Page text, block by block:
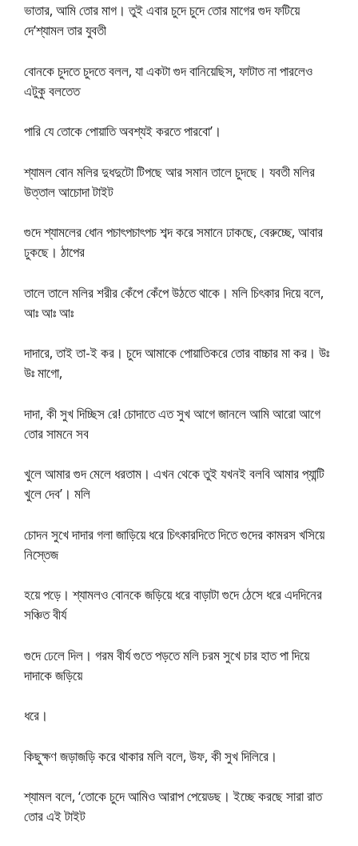
ভাতার, আমি তোর মাগ। তুই এবার চুদে চুদে তোর মাগের গুদ ফটিয়ে
দে’শ্যামল তার যুবতী
বোনকে চুদতে চুদতে বলল, যা একটা গুদ বানিয়েছিস, ফাটাত না পারলেও
এটুকু বলতেত
পারি যে তোকে পোয়াতি অবশ্যই করতে পারবো’।
শ্যামল বোন মলির দুধদুটো টিপছে আর সমান তালে চুদছে। যবতী মলির
উত্তাল আচোদা টাইট
গুদে শ্যামলের ধোন পচাৎপচাৎপচ শব্দ করে সমানে ঢাকছে, বেরুচ্ছে, আবার
ঢুকছে। ঠাপের
তালে তালে মলির শরীর কেঁপে কেঁপে উঠতে থাকে। মলি চিৎকার দিয়ে বলে,
আঃ আঃ আঃ
দাদারে, তাই তা-ই কর। চুদে আমাকে পোয়াতিকরে তোর বাচ্চার মা কর। উঃ
উঃ মাগো,
দাদা, কী সুখ দিচ্ছিস রে! চোদাতে এত সুখ আগে জানলে আমি আরো আগে
তোর সামনে সব
খুলে আমার গুদ মেলে ধরতাম। এখন থেকে তুই যখনই বলবি আমার প্যান্টি
খুলে দেব’। মলি
চোদন সুখে দাদার গলা জাড়িয়ে ধরে চিৎকারদিতে দিতে গুদের কামরস খসিয়ে
নিস্তেজ
হয়ে পড়ে। শ্যামলও বোনকে জড়িয়ে ধরে বাড়াটা গুদে ঠেসে ধরে এদদিনের
সঞ্চিত বীর্য
গুদে ঢেলে দিল। গরম বীর্য গুতে পড়তে মলি চরম সুখে চার হাত পা দিয়ে
দাদাকে জড়িয়ে
ধরে।
কিছুক্ষণ জড়াজড়ি করে থাকার মলি বলে, উফ, কী সুখ দিলিরে।
শ্যামল বলে, ‘তোকে চুদে আমিও আরাপ পেয়েডছ। ইচ্ছে করছে সারা রাত
তোর এই টাইট